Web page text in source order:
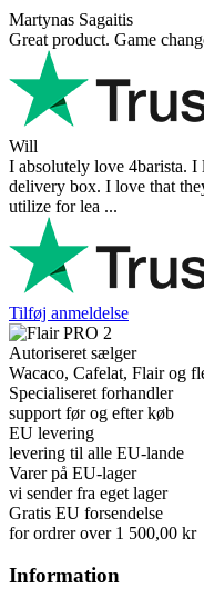
Martynas Sagaitis
Great product. Game
Will
I absolutely love 4barista. I
delivery box. I love that
utilize for lea ...
Tilføj anmeldelse
Autoriseret sælger
Wacaco, Cafelat, Flair og
Specialiseret forhandler
support før og efter køb
EU levering
levering til alle EU-lande
Varer på EU-lager
vi sender fra eget lager
Gratis EU forsendelse
for ordrer over 1 500,00 kr
Information